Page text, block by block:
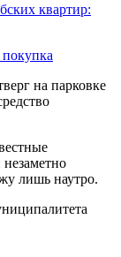
квартир:
на парковке
лишь наутро.